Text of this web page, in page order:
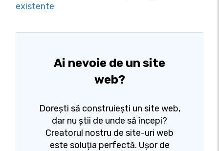
existente
Ai nevoie de un site
web?
Dorești să construiești un site web,
dar nu știi de unde să începi?
Creatorul nostru de site-uri web
este soluția perfectă. Ușor de